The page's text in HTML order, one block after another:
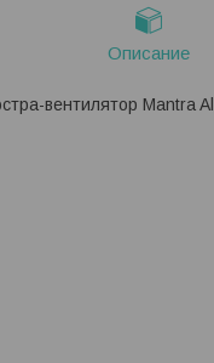
Описание
вентилятор Mantra